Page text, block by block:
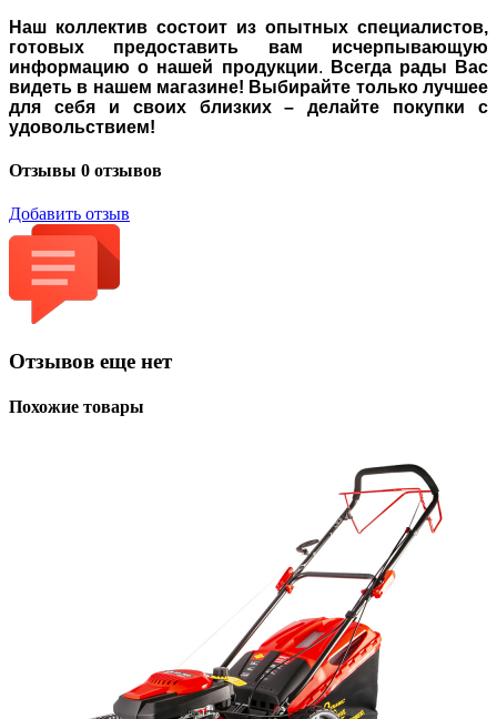
Наш коллектив состоит из опытных специалистов,
готовых предоставить вам исчерпывающую
информацию о нашей продукции.
Всегда рады Вас
видеть в нашем магазине! Выбирайте только лучшее
для себя и своих близких – делайте покупки с
удовольствием!
Отзывы 0 отзывов
Добавить отзыв
Отзывов еще нет
Похожие товары